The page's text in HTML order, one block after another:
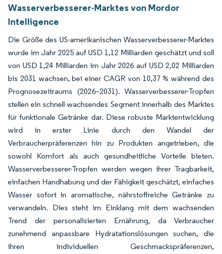
Wasserverbesserer-Marktes von Mordor
Intelligence
Die Größe des US-amerikanischen Wasserverbesserer-Marktes
wurde im Jahr 2025 auf USD 1,12 Milliarden geschätzt und soll
von USD 1,24 Milliarden im Jahr 2026 auf USD 2,02 Milliarden
bis 2031 wachsen, bei einer CAGR von 10,37 % während des
Prognosezeitraums (2026–2031). Wasserverbesserer-Tropfen
stellen ein schnell wachsendes Segment innerhalb des Marktes
für funktionale Getränke dar. Diese robuste Marktentwicklung
wird in erster Linie durch den Wandel der
Verbraucherpräferenzen hin zu Produkten angetrieben, die
sowohl Komfort als auch gesundheitliche Vorteile bieten.
Wasserverbesserer-Tropfen werden wegen ihrer Tragbarkeit,
einfachen Handhabung und der Fähigkeit geschätzt, einfaches
Wasser sofort in aromatische, nährstoffreiche Getränke zu
verwandeln. Dies steht im Einklang mit dem wachsenden
Trend der personalisierten Ernährung, da Verbraucher
zunehmend anpassbare Hydratationslösungen suchen, die
ihren individuellen Geschmackspräferenzen,